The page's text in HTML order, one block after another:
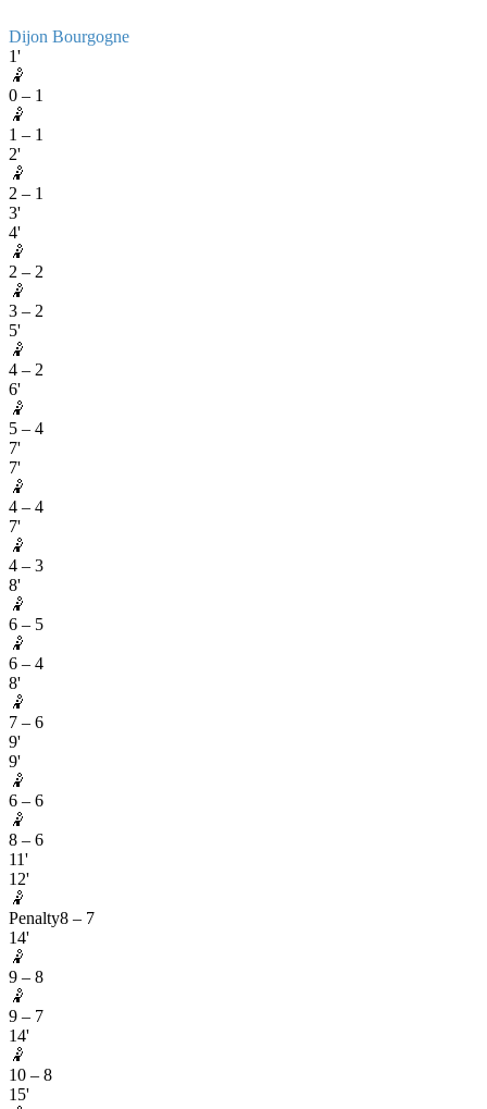
Dijon Bourgogne
1'
🤾
0 – 1
🤾
1 – 1
2'
🤾
2 – 1
3'
4'
🤾
2 – 2
🤾
3 – 2
5'
🤾
4 – 2
6'
🤾
5 – 4
7'
7'
🤾
4 – 4
7'
🤾
4 – 3
8'
🤾
6 – 5
🤾
6 – 4
8'
🤾
7 – 6
9'
9'
🤾
6 – 6
🤾
8 – 6
11'
12'
🤾
Penalty8 – 7
14'
🤾
9 – 8
🤾
9 – 7
14'
🤾
10 – 8
15'